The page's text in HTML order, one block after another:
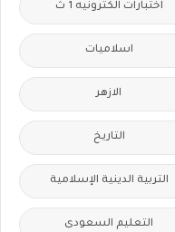
اختبارات الكترونيه 1 ث
اسلاميات
الازهر
التاريخ
التربية الدينية الإسلامية
التعليم السعودى